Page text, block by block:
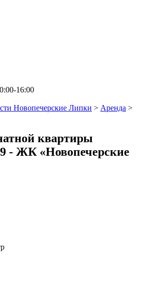
16:00
Новопечерские Липки > Аренда >
квартиры
- ЖК «Новопечерские